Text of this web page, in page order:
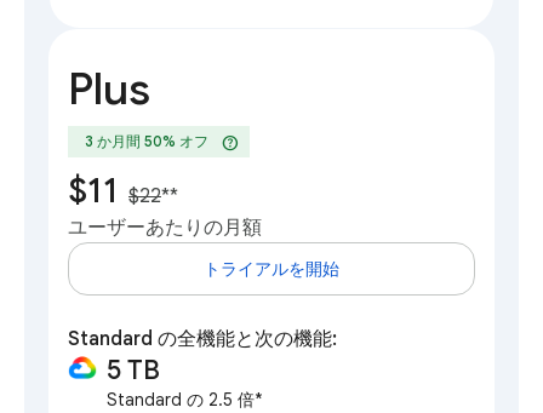
Plus
3 か月間 50% オフ help
$11 $22**
ユーザーあたりの月額
トライアルを開始
Standard の全機能と次の機能:
5 TB
Standard の 2.5 倍*